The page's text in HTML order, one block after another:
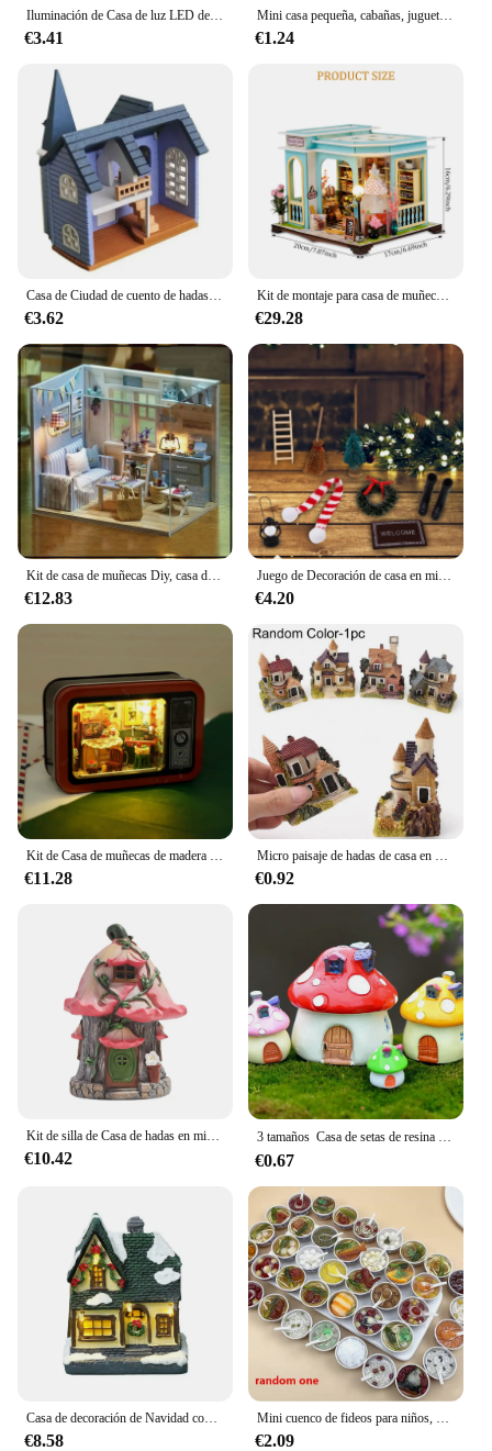
Iluminación de Casa de luz LED de Navidad, casa en miniatura, pueblo de Navidad, muebles de resina, decoración de casa, fiesta de navidad
€3.41
Mini casa pequeña, cabañas, juguetes de resina Natural, figura artesanal, terrario de musgo, adorno de jardín de hadas, decoración de paisaje, decoración del hogar, 1 Uds.
€1.24
Casa de Ciudad de cuento de hadas DIY, Mini muñecas de madera, accesorios en miniatura, artesanía, construcción, ensamblaje, juguete, manualidades, Kits de muebles
€3.62
Kit de montaje para casa de muñecas en miniatura, decoración de mesa para el hogar, adornos de casa en miniatura de madera con luz LED para sujetalibros, decoración de estantería
€29.28
€12.83
Juego de Decoración de casa en miniatura de Navidad, adornos de escena en miniatura
€4.20
€11.28 €0.92
€10.42 €0.67
€8.58 €2.09